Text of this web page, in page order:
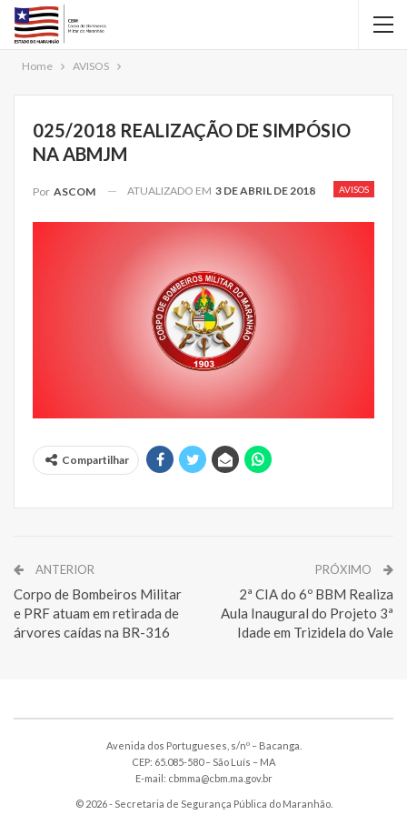
Home AVISOS
025/2018 REALIZAÇÃO DE SIMPÓSIO
NA ABMJM
AVISOS
Por ASCOM ATUALIZADO EM 3 DE ABRIL DE 2018
Compartilhar
ANTERIOR
Corpo de Bombeiros Militar
e PRF atuam em retirada de
árvores caídas na BR-316
PRÓXIMO
2ª CIA do 6º BBM Realiza
Aula Inaugural do Projeto 3ª
Idade em Trizidela do Vale
Avenida dos Portugueses, s/nº – Bacanga.
CEP: 65.085-580 – São Luís – MA
E-mail: cbmma@cbm.ma.gov.br
© 2026 - Secretaria de Segurança Pública do Maranhão.